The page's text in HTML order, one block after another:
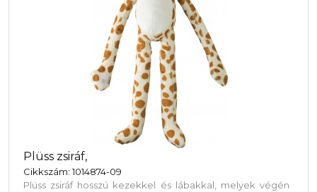
Plüss zsiráf,
Cikkszám: 1014874-09
Plüss zsiráf hosszú kezekkel és lábakkal, melyek végén